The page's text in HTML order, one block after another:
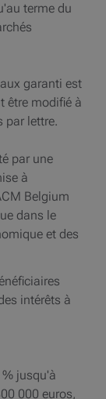
terme du
garanti est
être modifié à
par lettre.
par une
à
Belgium
dans le
et des
intérêts à
jusqu'à
000 euros,